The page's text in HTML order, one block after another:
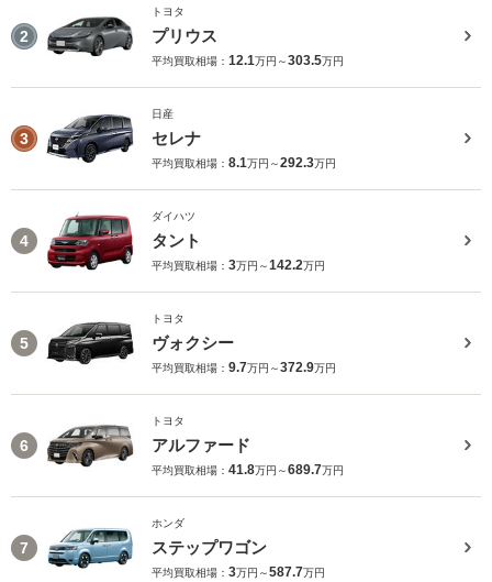
2
トヨタ
プリウス
平均買取相場： 12.1万円～303.5万円
3
日産
セレナ
平均買取相場： 8.1万円～292.3万円
4
ダイハツ
タント
平均買取相場： 3万円～142.2万円
5
トヨタ
ヴォクシー
平均買取相場： 9.7万円～372.9万円
6
トヨタ
アルファード
平均買取相場： 41.8万円～689.7万円
7
ホンダ
ステップワゴン
平均買取相場： 3万円～587.7万円